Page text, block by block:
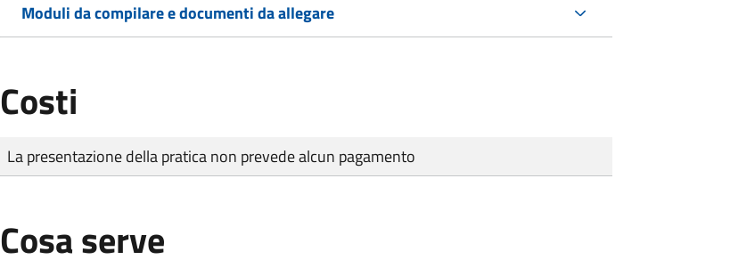
Moduli da compilare e documenti da allegare
Costi
Tipo di pagamento
Importo
La presentazione della pratica non prevede alcun pagamento
Cosa serve